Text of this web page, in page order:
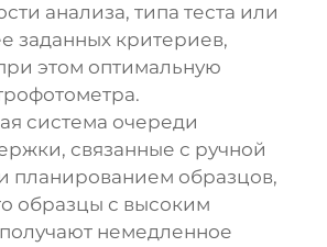
анализа, типа теста или
заданных критериев,
этом оптимальную
система очереди
связанные с ручной
планированием образцов,
образцы с высоким
немедленное